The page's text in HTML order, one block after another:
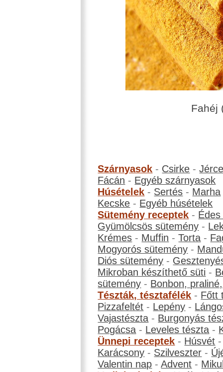
Fahéj
Szárnyasok - Csirke -
Fácán - Egyéb szárnyasok
Húsételek - Sertés - Marha
Kecske - Egyéb húsételek
Sütemény receptek -
Gyümölcsös sütemény -
Krémes - Muffin -Torta -
Mogyorós sütemény -
Diós sütemény -
Mikroban készíthető süti -
sütemény - Bonbon,
Tészták, tésztafélék - Főtt
Pizzafeltét - Lepény -
Vajastészta - Burgonyás
Pogácsa - Leveles tészta -
Ünnepi receptek - Húsvét
Karácsony - Szilveszter -
Valentin nap -Advent -